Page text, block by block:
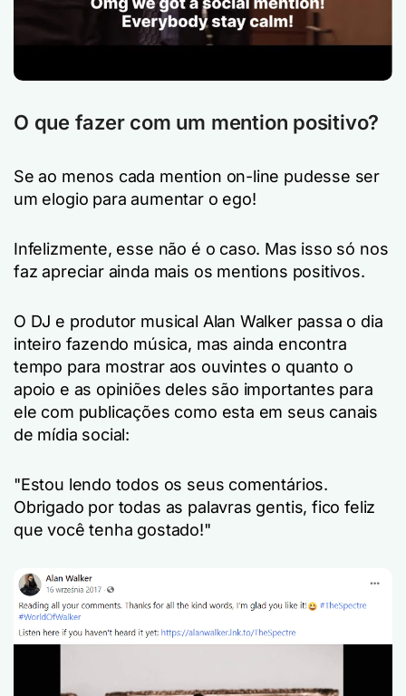
O que fazer com um mention positivo?
Se ao menos cada mention on-line pudesse ser
um elogio para aumentar o ego!
Infelizmente, esse não é o caso. Mas isso só nos
faz apreciar ainda mais os mentions positivos.
O DJ e produtor musical Alan Walker passa o dia
inteiro fazendo música, mas ainda encontra
tempo para mostrar aos ouvintes o quanto o
apoio e as opiniões deles são importantes para
ele com publicações como esta em seus canais
de mídia social:
"Estou lendo todos os seus comentários.
Obrigado por todas as palavras gentis, fico feliz
que você tenha gostado!"